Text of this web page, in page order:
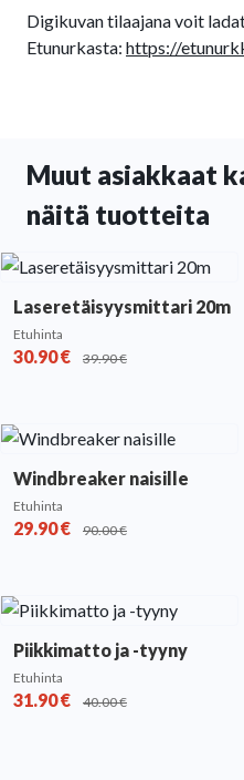
Digikuvan tilaajana voit
Etunurkasta: https://
Muut asiakkaat
näitä tuotteita
Laseretäisyysmittari 20m
Etuhinta
30.90€ 39.90€
Windbreaker naisille
Etuhinta
29.90€ 90.00€
Piikkimatto ja -tyyny
Etuhinta
31.90€ 40.00€